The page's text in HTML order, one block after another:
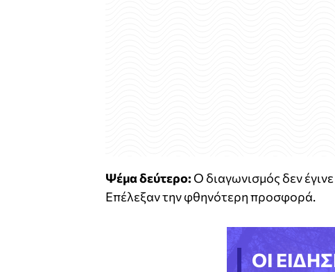
Ψέμα δεύτερο: Ο διαγωνισμός δεν
Επέλεξαν την φθηνότερη προσφορά.
ΟΙ